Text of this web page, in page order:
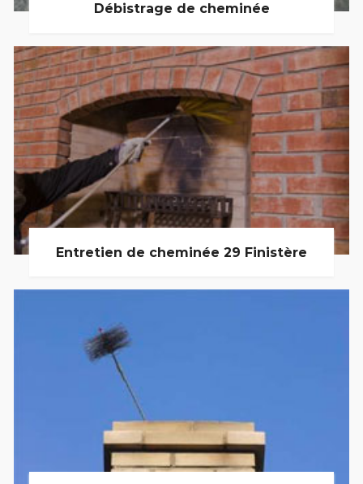
Débistrage de cheminée
Entretien de cheminée 29 Finistère